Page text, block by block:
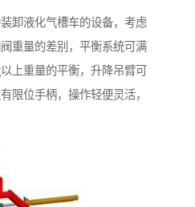
卸液化气槽车的设备，考虑
重量的差别，平衡系统可满
上重量的平衡，升降吊臂可
限位手柄，操作轻便灵活，